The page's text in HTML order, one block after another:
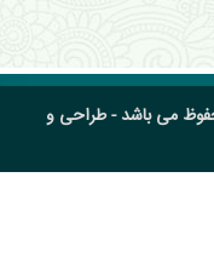
می باشد - طراحی و